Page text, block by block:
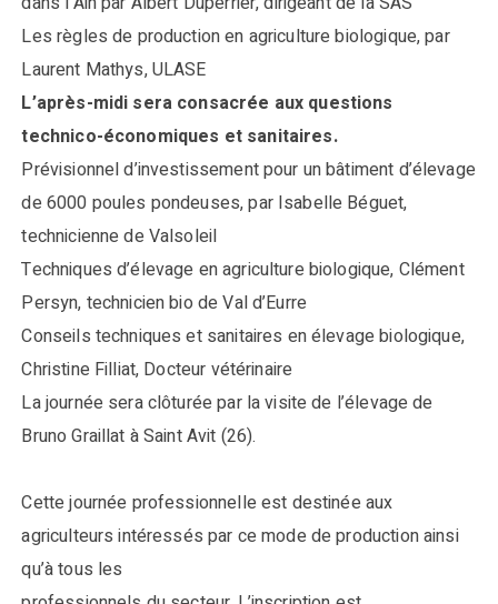
Les règles de production en agriculture biologique, par
Laurent Mathys, ULASE
L’après-midi sera consacrée aux questions
technico-économiques et sanitaires.
Prévisionnel d’investissement pour un bâtiment d’élevage
de 6000 poules pondeuses, par Isabelle Béguet,
technicienne de Valsoleil
Techniques d’élevage en agriculture biologique, Clément
Persyn, technicien bio de Val d’Eurre
Conseils techniques et sanitaires en élevage biologique,
Christine Filliat, Docteur vétérinaire
La journée sera clôturée par la visite de l’élevage de
Bruno Graillat à Saint Avit (26).
Cette journée professionnelle est destinée aux
agriculteurs intéressés par ce mode de production ainsi
qu’à tous les